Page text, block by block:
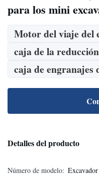
para los mini
Motor del viaje del
caja de la
caja de engranajes
Detalles del producto
Número de modelo: